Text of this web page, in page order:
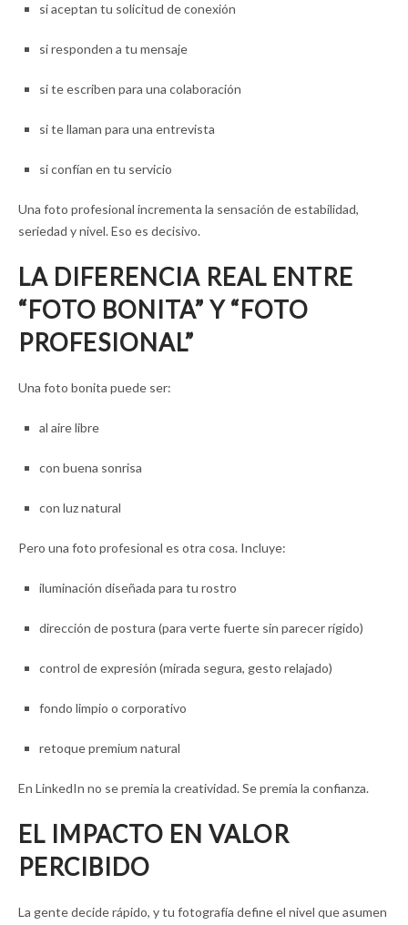
si aceptan tu solicitud de conexión
si responden a tu mensaje
si te escriben para una colaboración
si te llaman para una entrevista
si confían en tu servicio
Una foto profesional incrementa la sensación de estabilidad,
seriedad y nivel. Eso es decisivo.
LA DIFERENCIA REAL ENTRE
“FOTO BONITA” Y “FOTO
PROFESIONAL”
Una foto bonita puede ser:
al aire libre
con buena sonrisa
con luz natural
Pero una foto profesional es otra cosa. Incluye:
iluminación diseñada para tu rostro
dirección de postura (para verte fuerte sin parecer rígido)
control de expresión (mirada segura, gesto relajado)
fondo limpio o corporativo
retoque premium natural
En LinkedIn no se premia la creatividad. Se premia la confianza.
EL IMPACTO EN VALOR
PERCIBIDO
La gente decide rápido, y tu fotografía define el nivel que asumen